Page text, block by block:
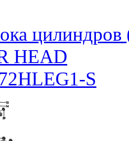
HEAD
S